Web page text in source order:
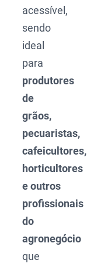
acessível,
sendo
ideal
para
produtores
de
grãos,
pecuaristas,
cafeicultores,
horticultores
e outros
profissionais
do
agronegócio
que